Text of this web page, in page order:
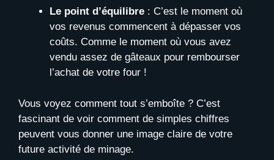
Le point d’équilibre : C’est le moment où
vos revenus commencent à dépasser vos
coûts. Comme le moment où vous avez
vendu assez de gâteaux pour rembourser
l’achat de votre four !
Vous voyez comment tout s’emboîte ? C’est
fascinant de voir comment de simples chiffres
peuvent vous donner une image claire de votre
future activité de minage.